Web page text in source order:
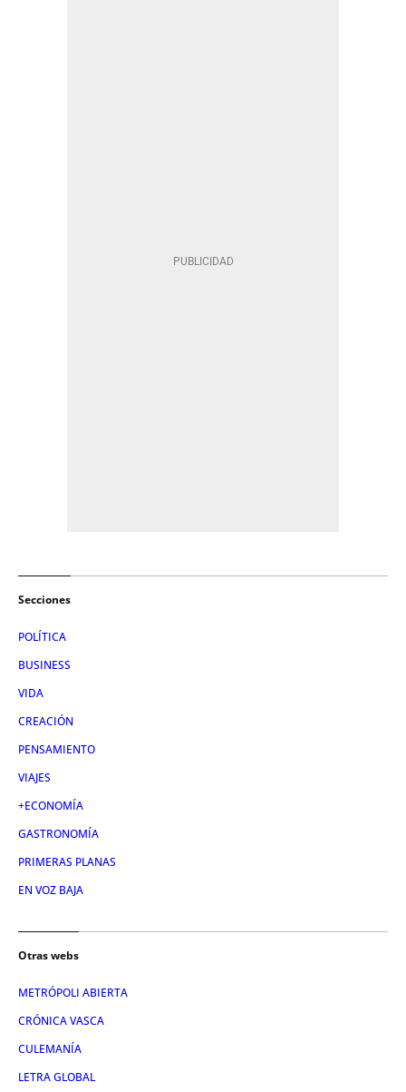
Secciones
POLÍTICA
BUSINESS
VIDA
CREACIÓN
PENSAMIENTO
VIAJES
+ECONOMÍA
GASTRONOMÍA
PRIMERAS PLANAS
EN VOZ BAJA
Otras webs
METRÓPOLI ABIERTA
CRÓNICA VASCA
CULEMANÍA
LETRA GLOBAL